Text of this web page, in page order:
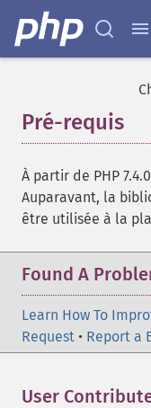
Pré-requis
À partir de PHP
Auparavant, la
être utilisée à la
Found A
Learn How To
Request • Report a
User